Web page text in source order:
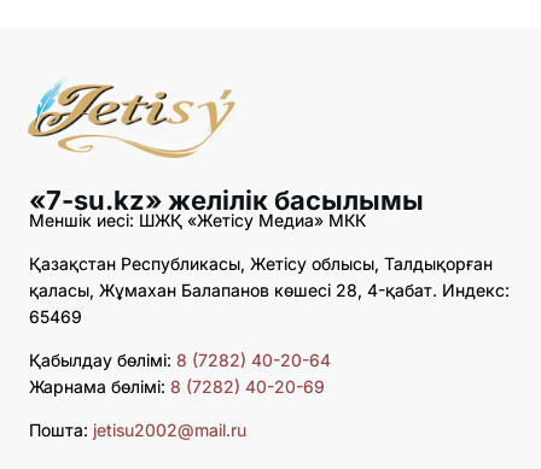
«7-su.kz» желілік басылымы
Меншік иесі: ШЖҚ «Жетісу Медиа» МКК
Қазақстан Республикасы, Жетісу облысы, Талдықорған
қаласы, Жұмахан Балапанов көшесі 28, 4-қабат. Индекс:
65469
Қабылдау бөлімі: 8 (7282) 40-20-64
Жарнама бөлімі: 8 (7282) 40-20-69
Пошта: jetisu2002@mail.ru